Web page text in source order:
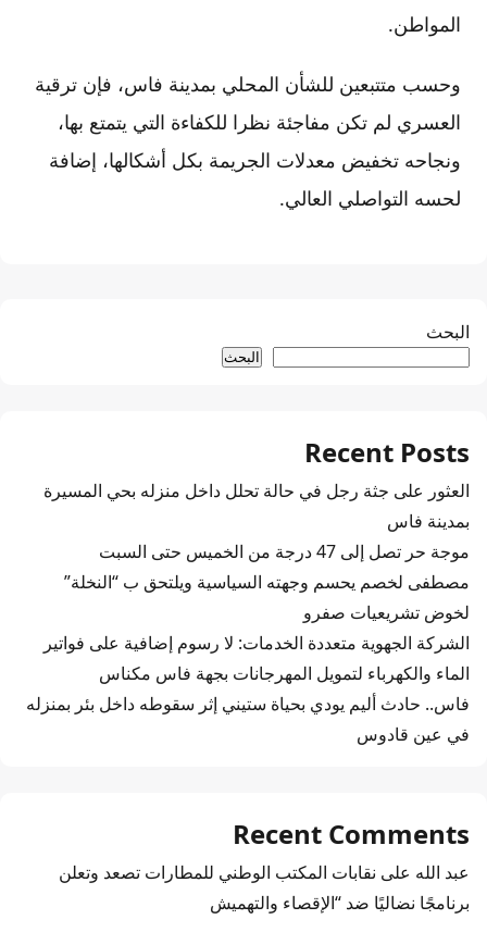
المواطن.
وحسب متتبعين للشأن المحلي بمدينة فاس، فإن ترقية
العسري لم تكن مفاجئة نظرا للكفاءة التي يتمتع بها،
ونجاحه تخفيض معدلات الجريمة بكل أشكالها، إضافة
لحسه التواصلي العالي.
البحث
البحث
Recent Posts
العثور على جثة رجل في حالة تحلل داخل منزله بحي المسيرة
بمدينة فاس
موجة حر تصل إلى 47 درجة من الخميس حتى السبت
مصطفى لخصم يحسم وجهته السياسية ويلتحق ب “النخلة”
لخوض تشريعيات صفرو
الشركة الجهوية متعددة الخدمات: لا رسوم إضافية على فواتير
الماء والكهرباء لتمويل المهرجانات بجهة فاس مكناس
فاس.. حادث أليم يودي بحياة ستيني إثر سقوطه داخل بئر بمنزله
في عين قادوس
Recent Comments
عبد الله على نقابات المكتب الوطني للمطارات تصعد وتعلن
برنامجًا نضاليًا ضد “الإقصاء والتهميش